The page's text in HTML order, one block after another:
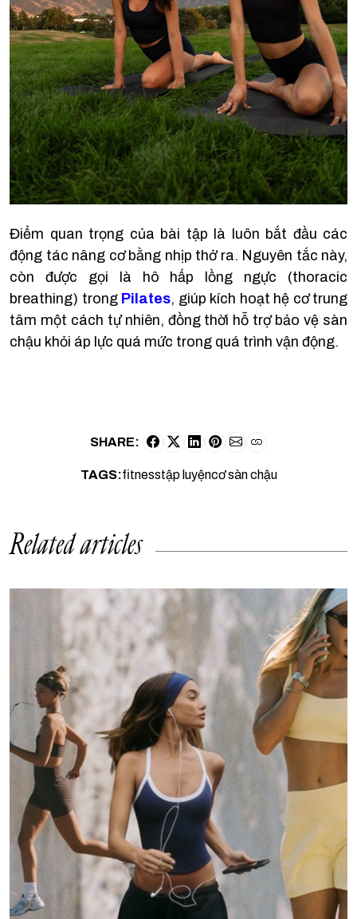
Điểm quan trọng của bài tập là luôn bắt đầu các
động tác nâng cơ bằng nhịp thở ra. Nguyên tắc này,
còn được gọi là hô hấp lồng ngực (thoracic
breathing) trong Pilates, giúp kích hoạt hệ cơ trung
tâm một cách tự nhiên, đồng thời hỗ trợ bảo vệ sàn
chậu khỏi áp lực quá mức trong quá trình vận động.
SHARE:
TAGS:fitnesstập luyệncơ sàn chậu
Related articles